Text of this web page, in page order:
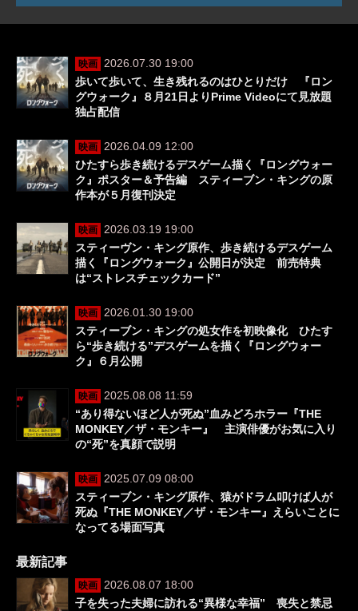
映画
2026.07.30 19:00
歩いて歩いて、生き残れるのはひとりだけ 『ロン
グウォーク』８月21日よりPrime Videoにて見放題
独占配信
映画
2026.04.09 12:00
ひたすら歩き続けるデスゲーム描く『ロングウォー
ク』ポスター＆予告編 スティーブン・キングの原
作本が５月復刊決定
映画
2026.03.19 19:00
スティーヴン・キング原作、歩き続けるデスゲーム
描く『ロングウォーク』公開日が決定 前売特典
は“ストレスチェックカード”
映画
2026.01.30 19:00
スティーブン・キングの処女作を初映像化 ひたす
ら“歩き続ける”デスゲームを描く『ロングウォー
ク』６月公開
映画
2025.08.08 11:59
“あり得ないほど人が死ぬ”血みどろホラー『THE
MONKEY／ザ・モンキー』 主演俳優がお気に入り
の“死”を真顔で説明
映画
2025.07.09 08:00
スティーブン・キング原作、猿がドラム叩けば人が
死ぬ『THE MONKEY／ザ・モンキー』えらいことに
なってる場面写真
最新記事
映画
2026.08.07 18:00
子を失った夫婦に訪れる“異様な幸福” 喪失と禁忌